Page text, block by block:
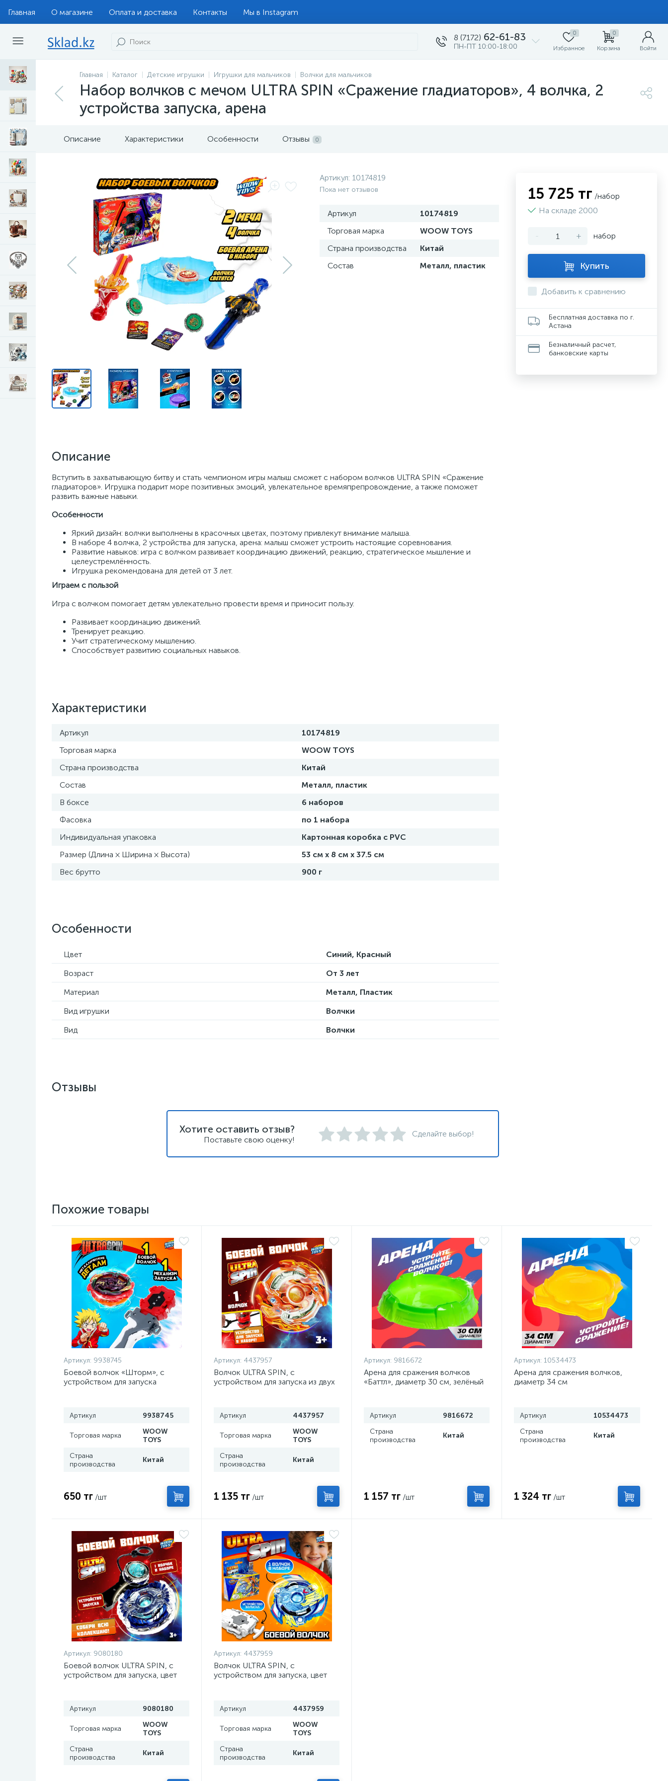
Главная О магазине Оплата и доставка Контакты Мы в Instagram
8 (7172) 62-61-83
ПН-ПТ 10:00-18:00
0
Избранное
0
Корзина Войти
Главная Каталог Детские игрушки Игрушки для мальчиков Волчки для мальчиков
Набор волчков с мечом ULTRA SPIN «Сражение гладиаторов», 4 волчка, 2
устройства запуска, арена
Описание Характеристики Особенности Отзывы 0
Артикул: 10174819
Пока нет отзывов
Артикул
10174819
Торговая марка
WOOW TOYS
Страна производства
Китай
Состав
Металл, пластик
Описание
Вступить в захватывающую битву и стать чемпионом игры малыш сможет с набором волчков ULTRA SPIN «Сражение
гладиаторов». Игрушка подарит море позитивных эмоций, увлекательное времяпрепровождение, а также поможет
развить важные навыки.
Особенности
Яркий дизайн: волчки выполнены в красочных цветах, поэтому привлекут внимание малыша.
В наборе 4 волчка, 2 устройства для запуска, арена: малыш сможет устроить настоящие соревнования.
Развитие навыков: игра с волчком развивает координацию движений, реакцию, стратегическое мышление и
целеустремлённость.
Игрушка рекомендована для детей от 3 лет.
Играем с пользой
Игра с волчком помогает детям увлекательно провести время и приносит пользу.
Развивает координацию движений.
Тренирует реакцию.
Учит стратегическому мышлению.
Способствует развитию социальных навыков.
Характеристики
Артикул
10174819
Торговая марка
WOOW TOYS
Страна производства
Китай
Состав
Металл, пластик
В боксе
6 наборов
Фасовка
по 1 набора
Индивидуальная упаковка
Картонная коробка с PVC
Размер (Длина × Ширина × Высота)
53 см х 8 см х 37.5 см
Вес брутто
900 г
Особенности
Цвет
Синий, Красный
Возраст
От 3 лет
Материал
Металл, Пластик
Вид игрушки
Волчки
Вид
Волчки
15 725 тг /набор
На складе 2000
- + набор
Купить
Добавить к сравнению
Бесплатная доставка по г.
Астана
Безналичный расчет,
банковские карты
Отзывы
Хотите оставить отзыв?
Поставьте свою оценку!
Сделайте выбор!
Похожие товары
Артикул: 9938745
Боевой волчок «Шторм», с
устройством для запуска
Артикул 9938745
Торговая марка
WOOW
TOYS
Страна
производства
Китай
650 тг /шт
Артикул: 4437957
Волчок ULTRA SPIN, с
устройством для запуска из двух
Артикул 4437957
Торговая марка
WOOW
TOYS
Страна
производства
Китай
1 135 тг /шт
Артикул: 9816672
Арена для сражения волчков
«Баттл», диаметр 30 см, зелёный
Артикул
9816672
Страна
производства
Китай
1 157 тг /шт
Артикул: 10534473
Арена для сражения волчков,
диаметр 34 см
Артикул
10534473
Страна
производства
Китай
1 324 тг /шт
Артикул: 9080180
Боевой волчок ULTRA SPIN, с
устройством для запуска, цвет
Артикул 9080180
Торговая марка
WOOW
TOYS
Страна
производства
Китай
Артикул: 4437959
Волчок ULTRA SPIN, с
устройством для запуска, цвет
Артикул 4437959
Торговая марка
WOOW
TOYS
Страна
производства
Китай